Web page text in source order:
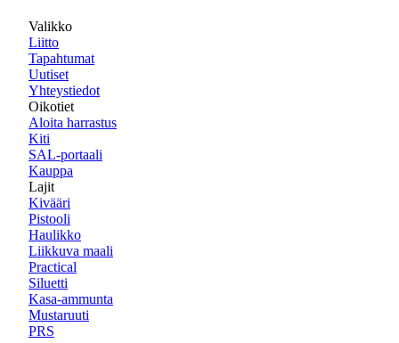
Valikko
Liitto
Tapahtumat
Uutiset
Yhteystiedot
Oikotiet
Aloita harrastus
Kiti
SAL-portaali
Kauppa
Lajit
Kivääri
Pistooli
Haulikko
Liikkuva maali
Practical
Siluetti
Kasa-ammunta
Mustaruuti
PRS